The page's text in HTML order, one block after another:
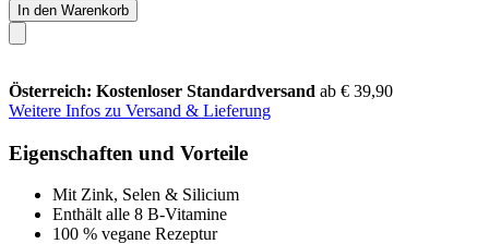
In den Warenkorb
Österreich: Kostenloser Standardversand ab € 39,90
Weitere Infos zu Versand & Lieferung
Eigenschaften und Vorteile
Mit Zink, Selen & Silicium
Enthält alle 8 B-Vitamine
100 % vegane Rezeptur